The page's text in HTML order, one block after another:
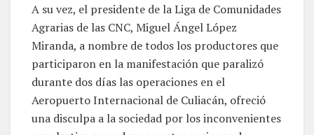
A su vez, el presidente de la Liga de Comunidades
Agrarias de las CNC, Miguel Ángel López
Miranda, a nombre de todos los productores que
participaron en la manifestación que paralizó
durante dos días las operaciones en el
Aeropuerto Internacional de Culiacán, ofreció
una disculpa a la sociedad por los inconvenientes